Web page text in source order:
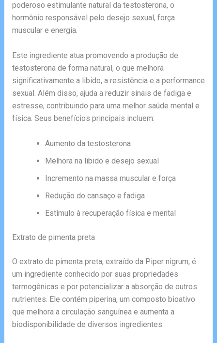
poderoso estimulante natural da testosterona, o
hormônio responsável pelo desejo sexual, força
muscular e energia.
Este ingrediente atua promovendo a produção de
testosterona de forma natural, o que melhora
significativamente a libido, a resistência e a performance
sexual. Além disso, ajuda a reduzir sinais de fadiga e
estresse, contribuindo para uma melhor saúde mental e
física. Seus benefícios principais incluem:
Aumento da testosterona
Melhora na libido e desejo sexual
Incremento na massa muscular e força
Redução do cansaço e fadiga
Estímulo à recuperação física e mental
Extrato de pimenta preta
O extrato de pimenta preta, extraído da Piper nigrum, é
um ingrediente conhecido por suas propriedades
termogênicas e por potencializar a absorção de outros
nutrientes. Ele contém piperina, um composto bioativo
que melhora a circulação sanguínea e aumenta a
biodisponibilidade de diversos ingredientes.